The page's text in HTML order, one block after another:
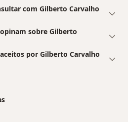
com Gilberto Carvalho
sobre Gilberto
por Gilberto Carvalho